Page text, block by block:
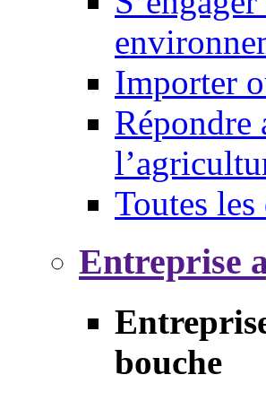
Importer
Répondre
Toutes les
Entreprise
bouche